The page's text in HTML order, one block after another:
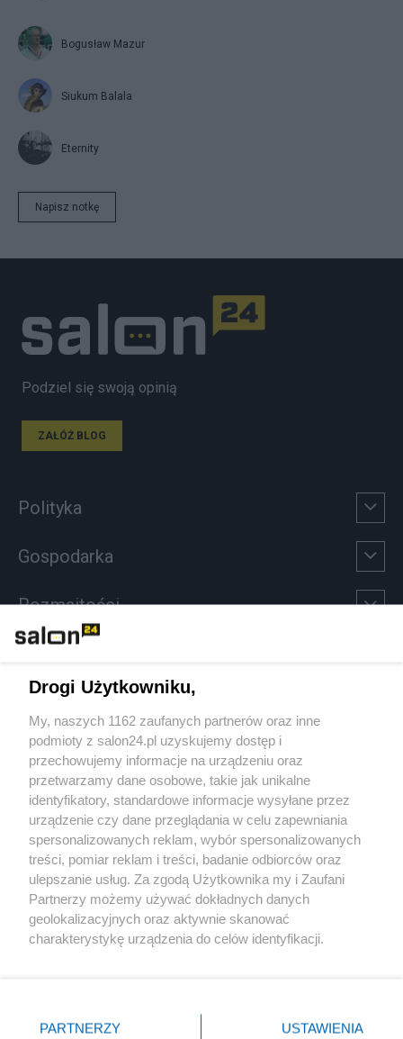
Bogusław Mazur
Siukum Balala
Eternity
Napisz notkę
Podziel się swoją opinią
ZAŁÓŻ BLOG
Polityka
Gospodarka
Rozmaitości
Sport
Społeczeństwo
Kultura
X Facebook Instagram Youtube
Drogi Użytkowniku,
My, naszych 1162 zaufanych partnerów oraz inne
podmioty z salon24.pl uzyskujemy dostęp i
przechowujemy informacje na urządzeniu oraz
przetwarzamy dane osobowe, takie jak unikalne
identyfikatory, standardowe informacje wysyłane przez
urządzenie czy dane przeglądania w celu zapewniania
spersonalizowanych reklam, wybór spersonalizowanych
treści, pomiar reklam i treści, badanie odbiorców oraz
ulepszanie usług. Za zgodą Użytkownika my i Zaufani
Partnerzy możemy używać dokładnych danych
geolokalizacyjnych oraz aktywnie skanować
charakterystykę urządzenia do celów identyfikacji.
zmienić/wycofać klikając przycisk ustawień prywatności
PARTNERZY USTAWIENIA